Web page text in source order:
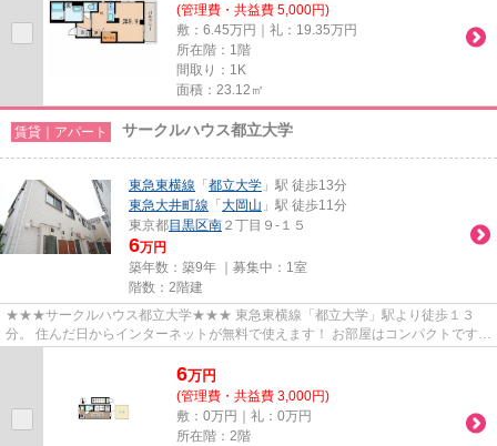
(管理費・共益費 5,000円)
敷：6.45万円｜礼：19.35万円
所在階：1階
間取り：1K
面積：23.12㎡
賃貸｜アパート サークルハウス都立大学
東急東横線 「 都立大学 」駅 徒歩13分
東急大井町線 「 大岡山 」駅 徒歩11分
東京都目黒区南 ２丁目９-１５
6万円
築年数：築9年 ｜募集中： 1室
階数：2階建
★★★サークルハウス都立大学★★★ 東急東横線「都立大学」駅より徒歩１３
分。 住んだ日からインターネットが無料で使えます！ お部屋はコンパクトです
6万円
(管理費・共益費 3,000円)
敷：0万円｜礼：0万円
所在階：2階